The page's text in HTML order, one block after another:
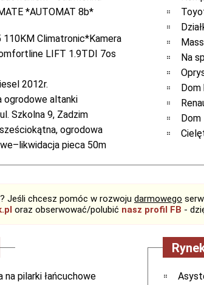
*AUTOMAT 8b*
110KM Climatronic*Kamera
LIFT 1.9TDI 7os
2012r.
ogrodowe altanki
Szkolna 9, Zadzim
ogrodowa
pieca 50m
Na
Dom
Dom
Jeśli chcesz pomóc w rozwoju darmowego
oraz obserwować/polubić nasz profil FB -
na pilarki łańcuchowe